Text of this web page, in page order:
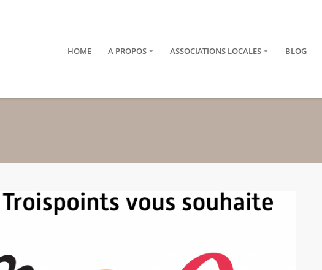
HOME A PROPOS ASSOCIATIONS LOCALES BLOG